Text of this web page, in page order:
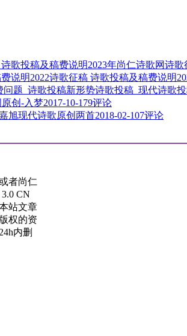
2023年尚仁诗歌网诗
2022诗歌征稿 诗歌投稿及稿费说明
诗歌投稿_现代诗歌
创-入梦2017-10-179评论
旭现代诗歌原创两首2018-02-107评论
者尚仁
CN
站文章
权的资
内删